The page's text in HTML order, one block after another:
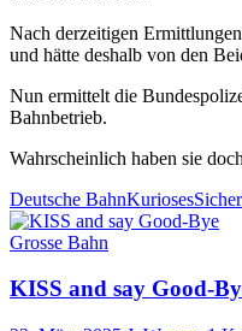
Nach derzeitigen
und hätte deshalb von den
Nun ermittelt die
Bahnbetrieb.
Wahrscheinlich haben sie
Deutsche BahnKurioses
Grosse Bahn
KISS and say Good-